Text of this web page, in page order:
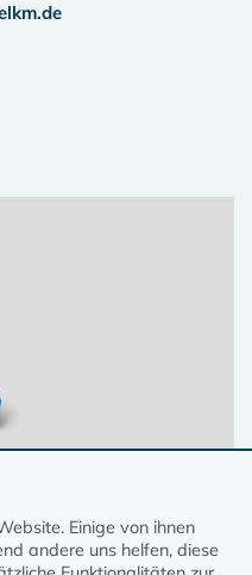
Einige von ihnen
andere uns helfen, diese